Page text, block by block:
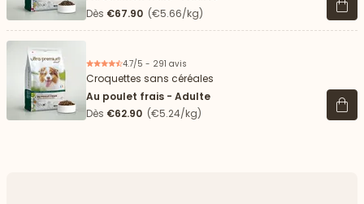
Dès €67.90 (€5.66/kg) Voir
4.7/5 - 291 avis
Croquettes sans céréales
Au poulet frais - Adulte
Dès €62.90 (€5.24/kg) Voir